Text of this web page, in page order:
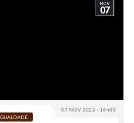
07 NOV 2025 - 14h00
NOV
07